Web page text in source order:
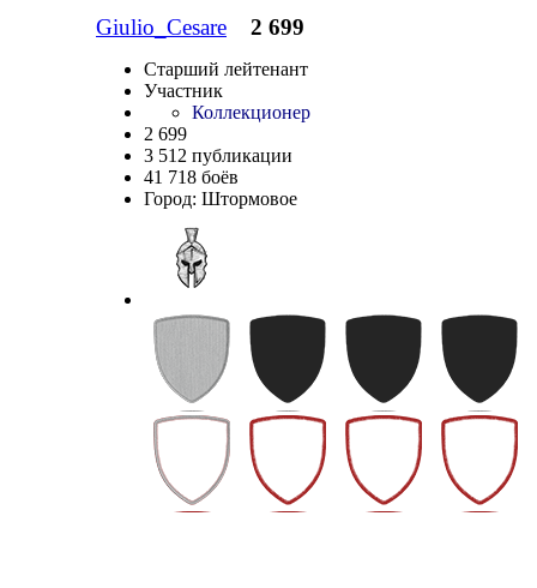
Giulio_Cesare 2 699
Старший лейтенант
Участник
Коллекционер
2 699
3 512 публикации
41 718 боёв
Город: Штормовое